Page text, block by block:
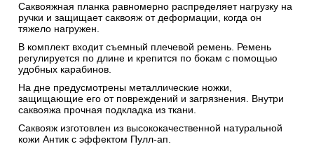
Саквояжная планка равномерно распределяет нагрузку на
ручки и защищает саквояж от деформации, когда он
тяжело нагружен.
В комплект входит съемный плечевой ремень. Ремень
регулируется по длине и крепится по бокам с помощью
удобных карабинов.
На дне предусмотрены металлические ножки,
защищающие его от повреждений и загрязнения. Внутри
саквояжа прочная подкладка из ткани.
Саквояж изготовлен из высококачественной натуральной
кожи Антик c эффектом Пулл-ап.